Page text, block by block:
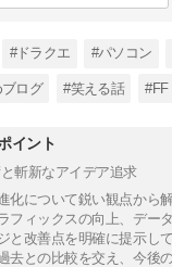
#ドラクエ #パソコン
ログ #笑える話 #FF
イント
斬新なアイデア追求
化について鋭い観点から
フィックスの向上、デー
と改善点を明確に提示し
去との比較を交え、今後